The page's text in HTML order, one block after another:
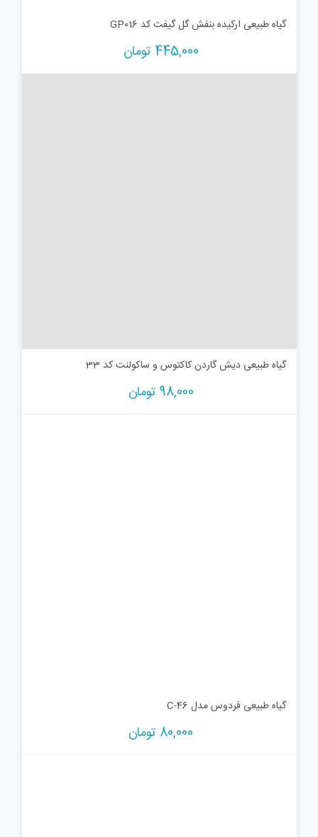
گیاه طبیعی ارکیده بنفش گل گیفت کد GP016
445,000 تومان
گیاه طبیعی دیش گاردن کاکتوس و ساکولنت کد 33
98,000 تومان
گیاه طبیعی فردوس مدل C-46
80,000 تومان